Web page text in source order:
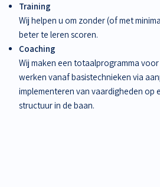
Training
Wij helpen u om zonder (of met
beter te leren scoren.
Coaching
Wij maken een totaalprogramma
werken vanaf basistechnieken via
implementeren van vaardigheden op
structuur in de baan.